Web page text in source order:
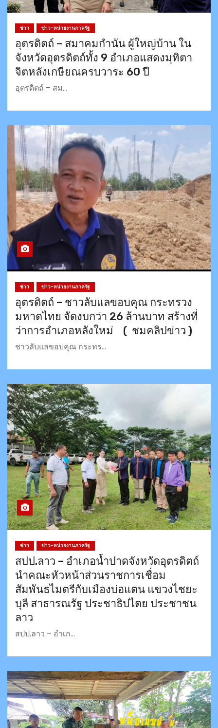
ข่าว ข่าว-หน่วยงานภาครัฐ
อุตรดิตถ์ – สมาคมกำนัน ผู้ใหญ่บ้าน ใน
จังหวัดอุตรดิตถ์ทั้ง 9 อำเภอแสดงมุทิตา
จิตหลังเกษียณครบวาระ 60 ปี
อุตรดิตถ์ – สม…
ข่าว ข่าว-หน่วยงานภาครัฐ
อุตรดิตถ์ – ชาวลับแลขอบคุณ กระทรวง
มหาดไทย จัดงบกว่า 26 ล้านบาท สร้างที่
ว่าการอำเภอหลังใหม่ ( ชมคลิปข่าว )
ชาวลับแลขอบคุณ กระทร…
ข่าว ข่าว-หน่วยงานภาครัฐ
สปป.ลาว – อำเภอน้ำปาดจังหวัดอุตรดิตถ์
นำคณะหัวหน้าส่วนราชการเชื่อม
สัมพันธไมตรีกับเมืองบ่อแตน แขวงไชยะ
บุลี สาธารณรัฐ ประชาธิปไตย ประชาชน
ลาว
สปป.ลาว – อำเภ…